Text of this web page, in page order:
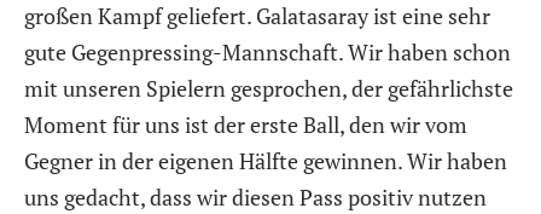
großen Kampf geliefert. Galatasaray ist eine sehr
gute Gegenpressing-Mannschaft. Wir haben schon
mit unseren Spielern gesprochen, der gefährlichste
Moment für uns ist der erste Ball, den wir vom
Gegner in der eigenen Hälfte gewinnen. Wir haben
uns gedacht, dass wir diesen Pass positiv nutzen